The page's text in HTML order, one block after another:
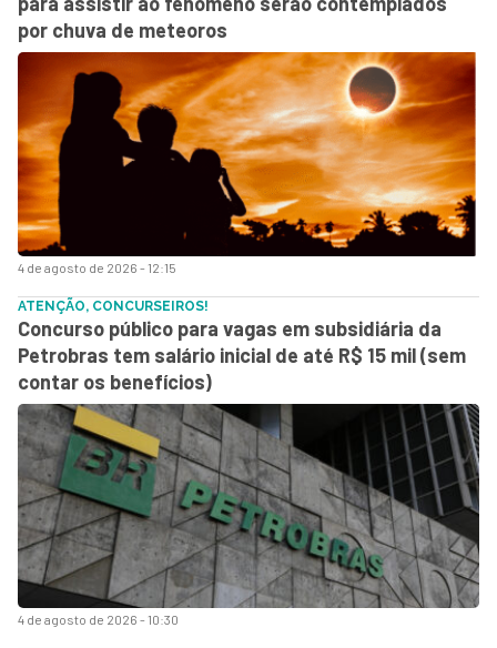
4 de agosto de 2026 - 12:15
por chuva de meteoros
4 de agosto de 2026 - 10:30
ATENÇÃO, CONCURSEIROS!
Concurso público para vagas em subsidiária da
Petrobras tem salário inicial de até R$ 15 mil (sem
contar os benefícios)